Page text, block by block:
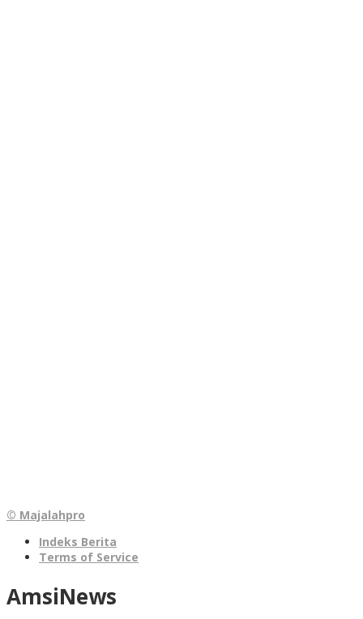
© Majalahpro
Indeks Berita
Terms of Service
AmsiNews